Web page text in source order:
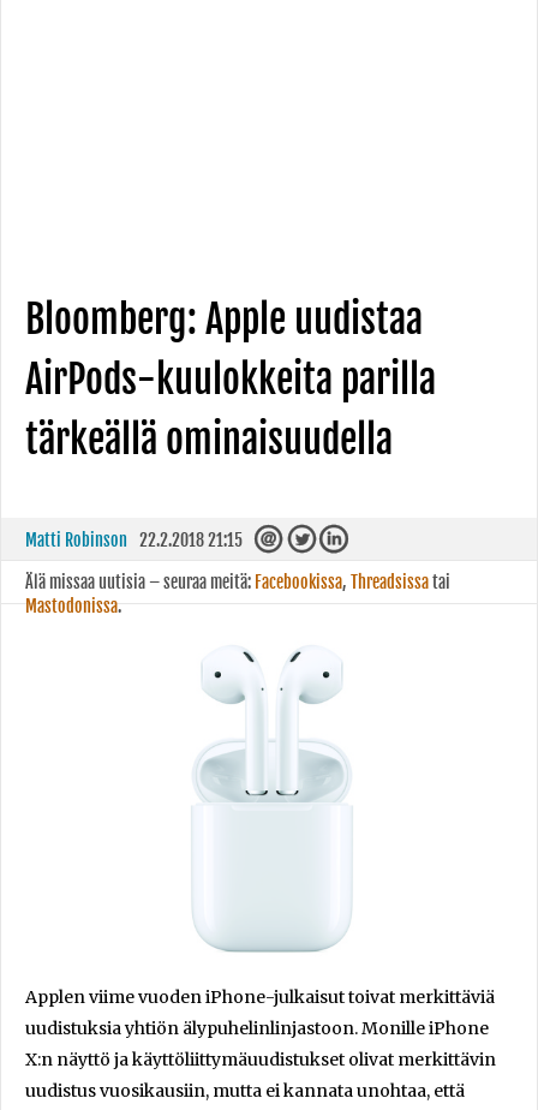
Bloomberg: Apple uudistaa
AirPods-kuulokkeita parilla
tärkeällä ominaisuudella
Matti Robinson 22.2.2018 21:15
Älä missaa uutisia – seuraa meitä: Facebookissa, Threadsissatai
Mastodonissa.
Applen viime vuoden iPhone-julkaisut toivat merkittäviä
uudistuksia yhtiön älypuhelinlinjastoon. Monille iPhone
X:n näyttö ja käyttöliittymäuudistukset olivat merkittävin
uudistus vuosikausiin, mutta ei kannata unohtaa, että